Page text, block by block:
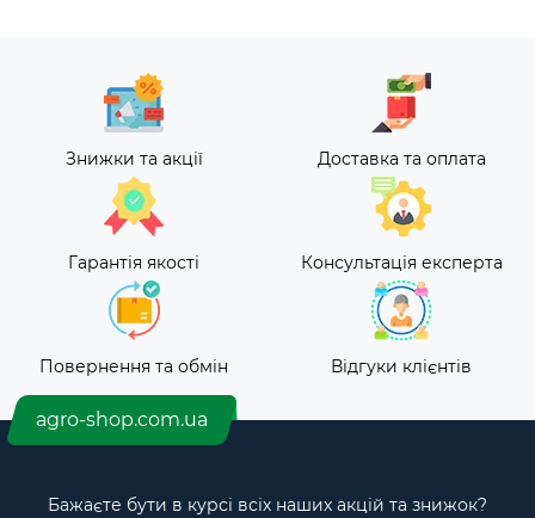
Знижки та акції Доставка та оплата
Гарантія якості Консультація експерта
Повернення та обмін Відгуки клієнтів
agro-shop.com.ua
Бажаєте бути в курсі всіх наших акцій та знижок?